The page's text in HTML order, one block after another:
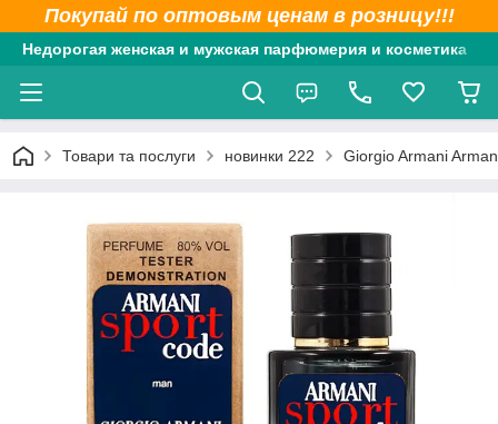
Покупай по оптовым ценам в розницу!!!
Недорогая женская и мужская парфюмерия и косметика
Товари та послуги новинки 222 Giorgio Armani